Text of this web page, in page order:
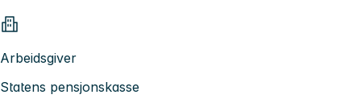
Arbeidsgiver
Statens pensjonskasse